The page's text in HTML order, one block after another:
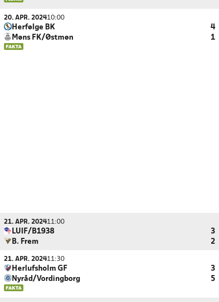
20. APR. 202410:00
Herfølge BK
4
Møns FK/Østmøn
1
21. APR. 202411:00
LUIF/B1938
3
B. Frem
2
21. APR. 202411:30
Herlufsholm GF
3
Nyråd/Vordingborg
5